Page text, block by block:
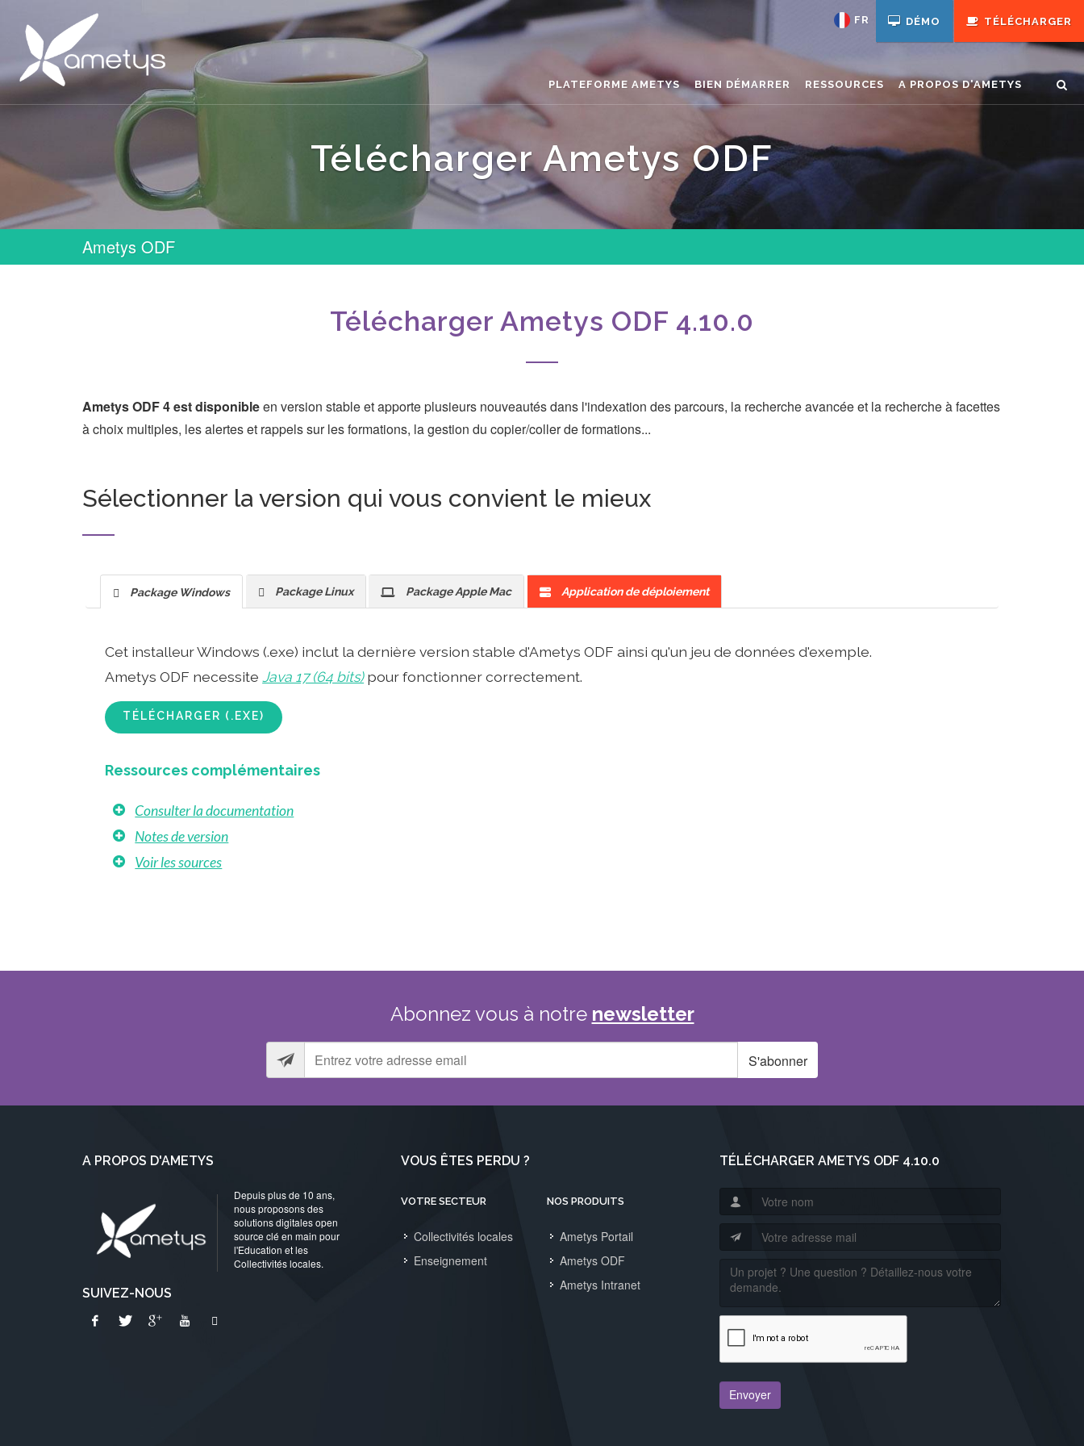
PLATEFORME AMETYS BIEN DÉMARRER RESSOURCES A PROPOS D'AMETYS
FR DÉMO TÉLÉCHARGER
Télécharger Ametys ODF
Ametys ODF
Télécharger Ametys ODF 4.10.0
Ametys ODF 4 est disponibleen version stable et apporte plusieurs nouveautés dans l'indexation des parcours, la recherche avancée et la recherche à facettes
à choix multiples, les alertes et rappels sur les formations, la gestion du copier/coller de formations...
Sélectionner la version qui vous convient le mieux
Package Windows Package Linux Package Apple Mac Application de déploiement
Cet installeur Windows (.exe) inclut la dernière version stable d'Ametys ODF ainsi qu'un jeu de données d'exemple.
Ametys ODF necessiteJava 17 (64 bits)pour fonctionner correctement.
TÉLÉCHARGER (.EXE)
Ressources complémentaires
Consulter la documentation
Notes de version
Voir les sources
Abonnez vous à notre newsletter
S'abonner
A PROPOS D'AMETYS
Depuis plus de 10 ans,
nous proposons des
solutions digitales open
source clé en main pour
l'Education et les
Collectivités locales.
SUIVEZ-NOUS
VOUS ÊTES PERDU ?
VOTRE SECTEUR
Collectivités locales
Enseignement
NOS PRODUITS
Ametys Portail
Ametys ODF
Ametys Intranet
TÉLÉCHARGER AMETYS ODF 4.10.0